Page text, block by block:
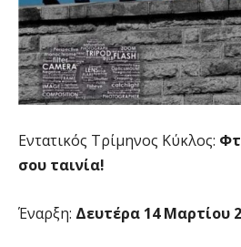
Εντατικός Τρίμηνος Κύκλος:
σου ταινία!
Έναρξη: Δευτέρα 14 Μαρτίου